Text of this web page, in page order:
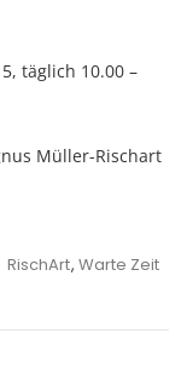
täglich 10.00 –
Müller-Rischart
Tags
RischArt, Warte Zeit